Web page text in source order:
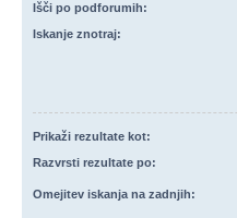
Išči po podforumih:
Iskanje znotraj:
Prikaži rezultate kot:
Razvrsti rezultate po:
Omejitev iskanja na zadnjih: